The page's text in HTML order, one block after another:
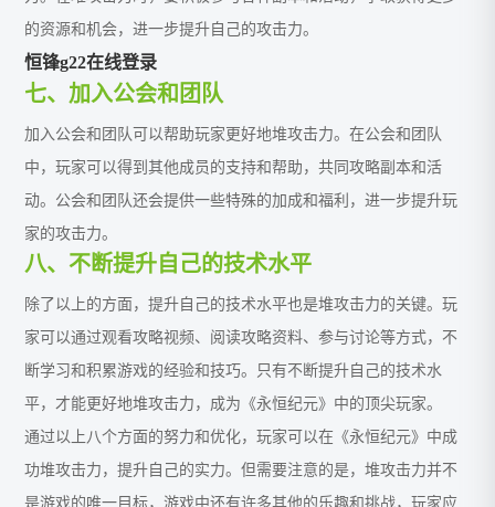
的资源和机会，进一步提升自己的攻击力。
恒锋g22在线登录
七、加入公会和团队
加入公会和团队可以帮助玩家更好地堆攻击力。在公会和团队
中，玩家可以得到其他成员的支持和帮助，共同攻略副本和活
动。公会和团队还会提供一些特殊的加成和福利，进一步提升玩
家的攻击力。
八、不断提升自己的技术水平
除了以上的方面，提升自己的技术水平也是堆攻击力的关键。玩
家可以通过观看攻略视频、阅读攻略资料、参与讨论等方式，不
断学习和积累游戏的经验和技巧。只有不断提升自己的技术水
平，才能更好地堆攻击力，成为《永恒纪元》中的顶尖玩家。
通过以上八个方面的努力和优化，玩家可以在《永恒纪元》中成
功堆攻击力，提升自己的实力。但需要注意的是，堆攻击力并不
是游戏的唯一目标，游戏中还有许多其他的乐趣和挑战，玩家应